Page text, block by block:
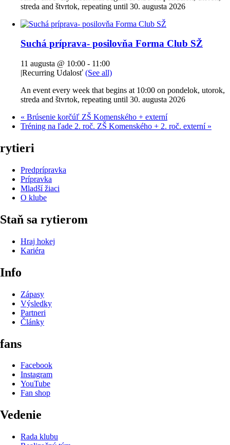
streda and štvrtok, repeating until 30. augusta 2026
Suchá príprava- posilovňa Forma Club SŽ
11 augusta @ 10:00 - 11:00
|Recurring Udalosť (See all)
An event every week that begins at 10:00 on pondelok, utorok,
streda and štvrtok, repeating until 30. augusta 2026
« Brúsenie korčúľ ZŠ Komenského + externí
Tréning na ľade 2. roč. ZŠ Komenského + 2. roč. externí »
rytieri
Predprípravka
Prípravka
Mladší žiaci
O klube
Staň sa rytierom
Hraj hokej
Kariéra
Info
Zápasy
Výsledky
Partneri
Články
fans
Facebook
Instagram
YouTube
Fan shop
Vedenie
Rada klubu